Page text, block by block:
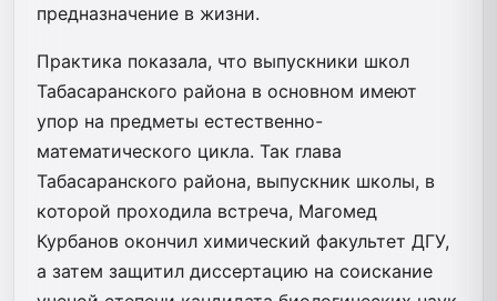
предназначение в жизни.
Практика показала, что выпускники школ
Табасаранского района в основном имеют
упор на предметы естественно-
математического цикла. Так глава
Табасаранского района, выпускник школы, в
которой проходила встреча, Магомед
Курбанов окончил химический факультет ДГУ,
а затем защитил диссертацию на соискание